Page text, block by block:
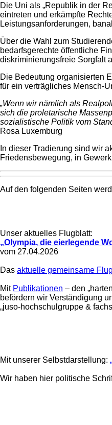
Die Uni als „Republik in der
eintreten und erkämpfte
Leistungsanforderungen,
Über die Wahl zum
bedarfsgerechte öffentliche
diskriminierungsfreie Sorgfalt
Die Bedeutung organisierten
für ein verträgliches Mensch-
„Wenn wir nämlich als
sich die proletarische
sozialistische Politik vom
Rosa Luxemburg
In dieser Tradierung sind wir
Friedensbewegung, in
Auf den folgenden Seiten
Unser aktuelles Flugblatt:
„Olympia, die eierlegende
vom 27.04.2026
Das aktuelle gemeinsame
Mit Publikationen – den
befördern wir Verständigung
„juso-hochschulgruppe &
Mit unserer Selbstdarstellung:
Wir haben hier politische